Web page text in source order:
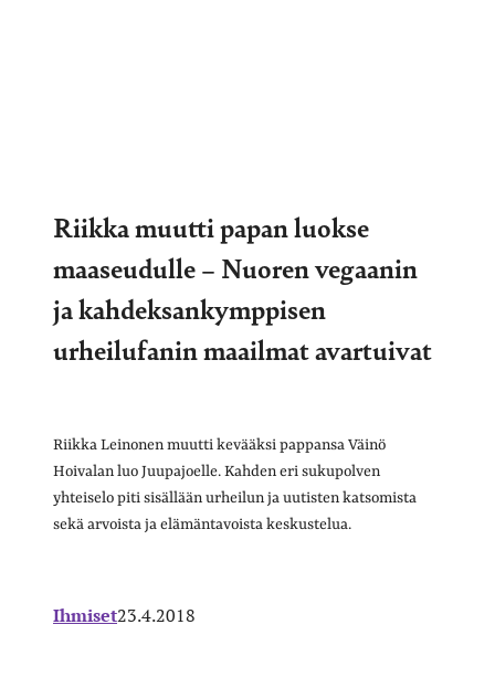
Riikka muutti papan luokse
maaseudulle – Nuoren vegaanin
ja kahdeksankymppisen
urheilufanin maailmat avartuivat
Riikka Leinonen muutti kevääksi pappansa Väinö
Hoivalan luo Juupajoelle. Kahden eri sukupolven
yhteiselo piti sisällään urheilun ja uutisten katsomista
sekä arvoista ja elämäntavoista keskustelua.
Ihmiset23.4.2018